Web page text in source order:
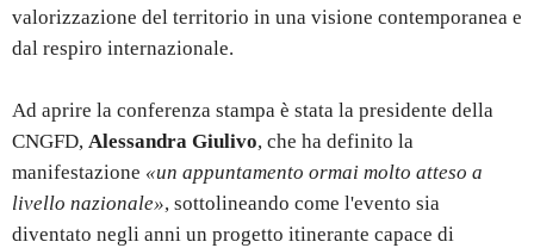
valorizzazione del territorio in una visione contemporanea e
dal respiro internazionale.
Ad aprire la conferenza stampa è stata la presidente della
CNGFD, Alessandra Giulivo, che ha definito la
manifestazione «un appuntamento ormai molto atteso a
livello nazionale», sottolineando come l'evento sia
diventato negli anni un progetto itinerante capace di